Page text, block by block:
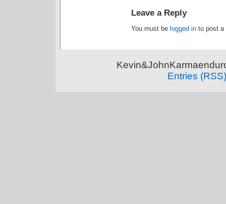
Leave a Reply
You must be logged in to post a
Entries (RSS)